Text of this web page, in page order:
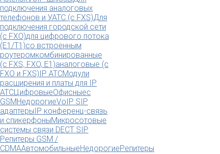
подключения аналоговых
телефонов и УАТС (с FXS)Для
подключения городской сети
(с FXO)для цифрового потока
(E1/T1)со встроенным
роутеромкомбинированные
(c FXS, FXO, E1)аналоговые (с
FXO и FXS)IP АТСМодули
расширения и платы для IP
АТСЦифровыеОфисныес
GSMНедорогиеVoIP SIP
адаптерыIP конференц-связь
и спикерфоныМикросотовые
системы связи DECT SIP
Репитеры GSM /
CDMAАвтомобильныеНедорогиеРепитеры